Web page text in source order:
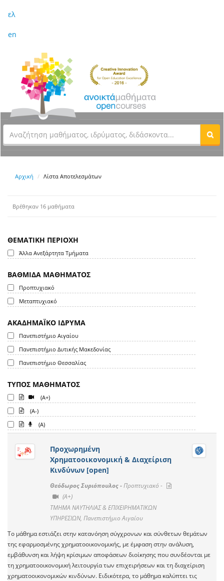
ελ
en
Αρχική Λίστα Αποτελεσμάτων
Βρέθηκαν 16 μαθήματα
ΘΕΜΑΤΙΚΗ ΠΕΡΙΟΧΗ
Άλλα Ανεξάρτητα Τμήματα
ΒΑΘΜΙΔΑ ΜΑΘΗΜΑΤΟΣ
Προπτυχιακό
Μεταπτυχιακό
ΑΚΑΔΗΜΑΪΚΟ ΙΔΡΥΜΑ
Πανεπιστήμιο Αιγαίου
Πανεπιστήμιο Δυτικής Μακεδονίας
Πανεπιστήμιο Θεσσαλίας
ΤΥΠΟΣ ΜΑΘΗΜΑΤΟΣ
(A+)
(A-)
(A)
Προχωρημένη
Χρηματοοικονομική & Διαχείριση
Κινδύνων [open]
Θεόδωρος Συριόπουλος -Προπτυχιακό -
(A+)
ΤΜΗΜΑ ΝΑΥΤΗΛΙΑΣ & ΕΠΙΧΕΙΡΗΜΑΤΙΚΩΝ
ΥΠΗΡΕΣΙΩΝ, Πανεπιστήμιο Αιγαίου
Το μάθημα εστιάζει στην κατανόηση σύγχρονων και σύνθετων θεμάτων
της εφαρμοσμένης χρηματοοικονομικής, με έμφαση στην ανάλυση,
εμβάθυνση και λήψη κρίσιμων αποφάσεων διοίκησης που συνδέονται με
τη χρηματοοικονομική λειτουργία των επιχειρήσεων και τη διαχείριση
χρηματοοικονομικών κινδύνων. Ειδικότερα, το μάθημα καλύπτει τις